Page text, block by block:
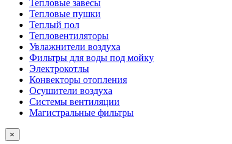
Тепловые завесы
Тепловые пушки
Теплый пол
Тепловентиляторы
Увлажнители воздуха
Фильтры для воды под мойку
Электрокотлы
Конвекторы отопления
Осушители воздуха
Системы вентиляции
Магистральные фильтры
×